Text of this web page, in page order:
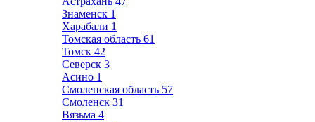
Знаменск 1
Харабали 1
Томская область 61
Томск 42
Северск 3
Асино 1
Смоленская область 57
Смоленск 31
Вязьма 4